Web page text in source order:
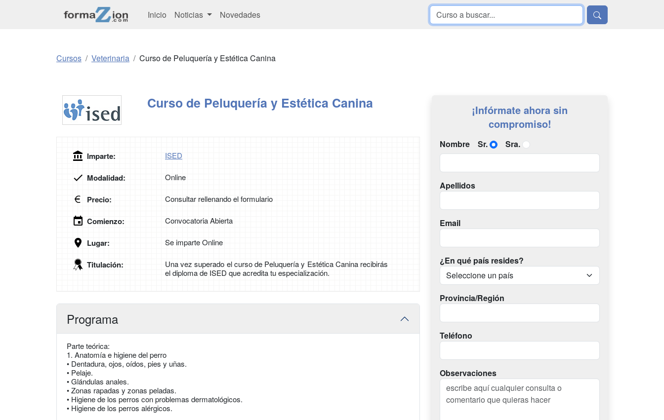
Inicio Noticias Novedades
Cursos Veterinaria Curso de Peluquería y Estética Canina
Curso de Peluquería y Estética Canina
Imparte: ISED
Modalidad: Online
Precio: Consultar rellenando el formulario
Comienzo: Convocatoria Abierta
Lugar: Se imparte Online
Titulación:
Una vez superado el curso de Peluquería y Estética Canina recibirás
el diploma de ISED que acredita tu especialización.
Programa
Parte teórica:
1. Anatomía e higiene del perro
• Dentadura, ojos, oídos, pies y uñas.
• Pelaje.
• Glándulas anales.
• Zonas rapadas y zonas peladas.
• Higiene de los perros con problemas dermatológicos.
• Higiene de los perros alérgicos.
¡Infórmate ahora sin
compromiso!
Nombre Sr. Sra.
Apellidos
Email
¿En qué país resides?
Provincia/Región
Teléfono
Observaciones